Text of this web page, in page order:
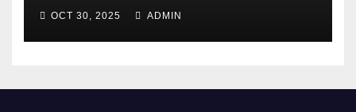
OCT 30, 2025 ADMIN